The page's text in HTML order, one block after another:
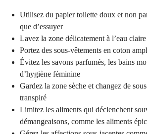
Utilisez du papier toilette doux et non
que d’essuyer
Lavez la zone délicatement à l’eau
Portez des sous-vêtements en coton
Évitez les savons parfumés, les bains
d’hygiène féminine
Gardez la zone sèche et changez de
transpiré
Limitez les aliments qui déclenchent
démangeaisons, comme les aliments